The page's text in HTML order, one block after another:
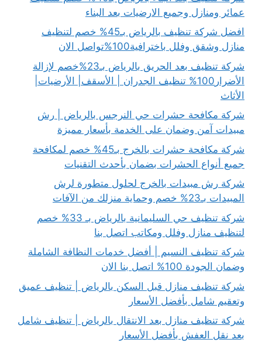
عمائر ومنازل وجميع الارضيات بعد البناء
افضل شركة تنظيف بالرياض بـ45% خصم لتنظيف
منازل وشقق وفلل باخترافية100%تواصل الان
شركة تنظيف بعد الحريق بالرياض بـ23%خصم لإزالة
الأضرار100% تنظيف الجدران | الأسقف| الأرضيات|
الأثاث
شركة مكافحة حشرات حي النرجس بالرياض | رش
مبيدات آمن وضمان على الخدمة بأسعار مميزة
شركة مكافحة حشرات بالخرج بـ45% خصم لمكافحة
جميع أنواع الحشرات بضمان بأحدث التقنيات
شركة رش مبيدات بالخرج لحلول متطورة لرش
المبيدات بـ23% خصم وحماية منزلك من الآفات
شركة تنظيف حي السليمانية بالرياض بـ 33% خصم
لتنظيف منازل وفلل ومكاتب اتصل بنا
شركة تنظيف النسيم | أفضل خدمات النظافة الشاملة
وضمان الجودة 100% اتصل بنا الان
شركة تنظيف منازل قبل السكن بالرياض | تنظيف عميق
وتعقيم شامل بأفضل الأسعار
شركة تنظيف منازل بعد الانتقال بالرياض | تنظيف شامل
بعد نقل العفش بأفضل الأسعار